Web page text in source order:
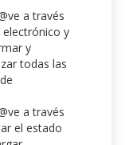
a través
y
y
todas las
a través
el estado